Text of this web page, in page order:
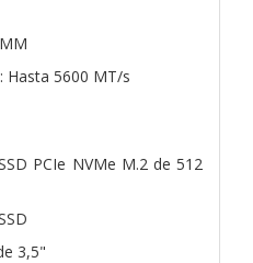
Hasta 5600 MT/s
PCIe NVMe M.2 de 512
3,5"